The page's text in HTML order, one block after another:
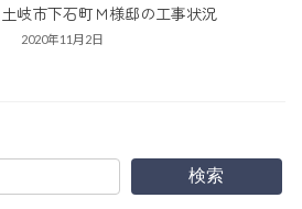
土岐市下石町Ｍ様邸の工事状況
2020年11月2日
検索